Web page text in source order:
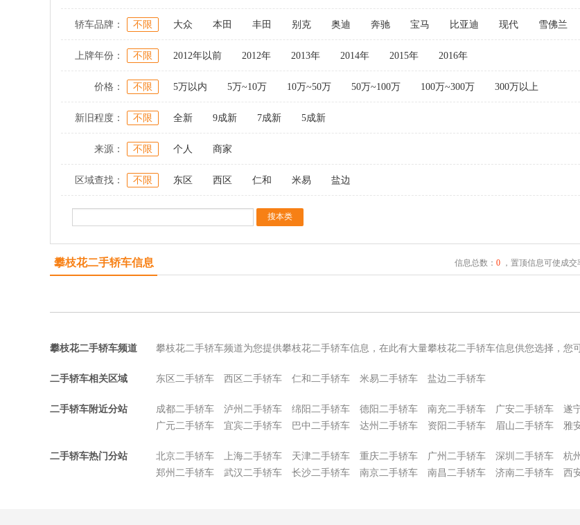
轿车品牌： 不限 大众 本田 丰田 别克 奥迪 奔驰 宝马 比亚迪 现代 雪佛兰
上牌年份： 不限 2012年以前 2012年 2013年 2014年 2015年 2016年
价格： 不限 5万以内 5万~10万 10万~50万 50万~100万 100万~300万 300万以上
新旧程度： 不限 全新 9成新 7成新 5成新
来源： 不限 个人 商家
区域查找： 不限 东区 西区 仁和 米易 盐边
攀枝花二手轿车信息 信息总数： 0，置顶信息可使成交
攀枝花二手轿车频道 攀枝花二手轿车频道为您提供攀枝花二手轿车信息，在此有大量攀枝花二手轿车信息供您选择，您
二手轿车相关区域 东区二手轿车 西区二手轿车 仁和二手轿车 米易二手轿车 盐边二手轿车
二手轿车附近分站 成都二手轿车 泸州二手轿车 绵阳二手轿车 德阳二手轿车 南充二手轿车 广安二手轿车 遂
广元二手轿车
宜宾二手轿车 巴中二手轿车 达州二手轿车 资阳二手轿车 眉山二手轿车 雅
二手轿车热门分站 北京二手轿车 上海二手轿车 天津二手轿车 重庆二手轿车 广州二手轿车 深圳二手轿车 杭
郑州二手轿车
武汉二手轿车 长沙二手轿车 南京二手轿车 南昌二手轿车 济南二手轿车 西